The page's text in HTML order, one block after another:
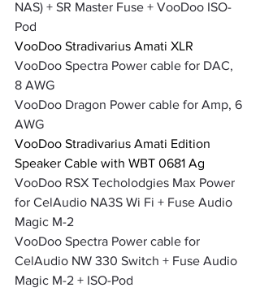
NAS) + SR Master Fuse + VooDoo ISO-
Pod
VooDoo Stradivarius Amati XLR
VooDoo Spectra Power cable for DAC,
8 AWG
VooDoo Dragon Power cable for Amp, 6
AWG
VooDoo Stradivarius Amati Edition
Speaker Cable with WBT 0681 Ag
VooDoo RSX Techolodgies Max Power
for CelAudio NA3S Wi Fi + Fuse Audio
Magic M-2
VooDoo Spectra Power cable for
CelAudio NW 330 Switch + Fuse Audio
Magic M-2 + ISO-Pod